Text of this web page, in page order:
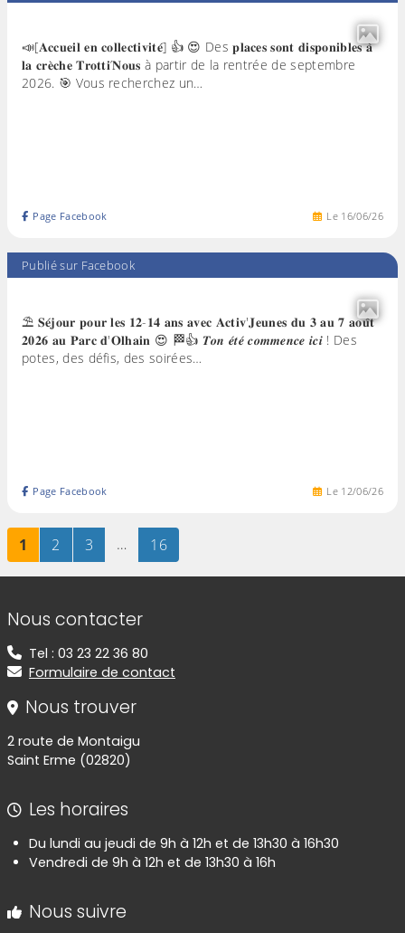
📣[𝐀𝐜𝐜𝐮𝐞𝐢𝐥 𝐞𝐧 𝐜𝐨𝐥𝐥𝐞𝐜𝐭𝐢𝐯𝐢𝐭𝐞́] 👍 😍 Des 𝐩𝐥𝐚𝐜𝐞𝐬 𝐬𝐨𝐧𝐭 𝐝𝐢𝐬𝐩𝐨𝐧𝐢𝐛𝐥𝐞𝐬 𝐚̀
𝐥𝐚 𝐜𝐫𝐞̀𝐜𝐡𝐞 𝐓𝐫𝐨𝐭𝐭𝐢’𝐍𝐨𝐮𝐬 à partir de la rentrée de septembre
2026. 🎯 Vous recherchez un…
Le 16/06/26
Page Facebook
Publié sur Facebook
⛱️ 𝐒𝐞́𝐣𝐨𝐮𝐫 𝐩𝐨𝐮𝐫 𝐥𝐞𝐬 𝟏𝟐-𝟏𝟒 𝐚𝐧𝐬 𝐚𝐯𝐞𝐜 𝐀𝐜𝐭𝐢𝐯'𝐉𝐞𝐮𝐧𝐞𝐬 𝐝𝐮 𝟑 𝐚𝐮 𝟕 𝐚𝐨𝐮̂𝐭
𝟐𝟎𝟐𝟔 𝐚𝐮 𝐏𝐚𝐫𝐜 𝐝'𝐎𝐥𝐡𝐚𝐢𝐧 😍 🏁👍 𝑻𝒐𝒏 𝒆́𝒕𝒆́ 𝒄𝒐𝒎𝒎𝒆𝒏𝒄𝒆 𝒊𝒄𝒊 ! Des
potes, des défis, des soirées…
Le 12/06/26
Page Facebook
Page
1 sur 16Page
2 sur 16Page
3sur 16
… Page
16sur 16
Informations de contact
Nous contacter
Tel : 03 23 22 36 80
Formulaire de contact
Nous trouver
2 route de Montaigu
Saint Erme (02820)
Les horaires
Du lundi au jeudi de 9h à 12h et de 13h30 à 16h30
Vendredi de 9h à 12h et de 13h30 à 16h
Nous suivre